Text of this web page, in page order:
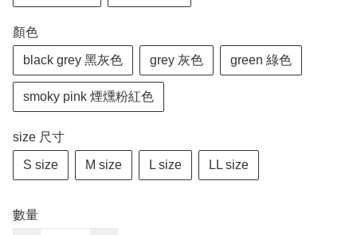
顏色
black grey 黑灰色 grey 灰色 green 綠色
smoky pink 煙燻粉紅色
size 尺寸
S size M size L size LL size
數量